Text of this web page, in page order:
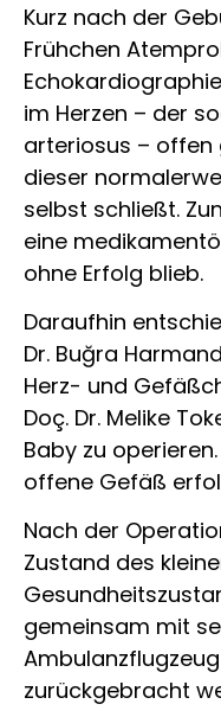
Kurz nach der
Frühchen
im Herzen – der
arteriosus – offen
dieser
selbst schließt.
eine
ohne Erfolg blieb.
Daraufhin
Dr. Buğra
Herz- und
Doç. Dr. Melike
Baby zu
offene Gefäß
Nach der
Zustand des
gemeinsam mit
zurückgebracht